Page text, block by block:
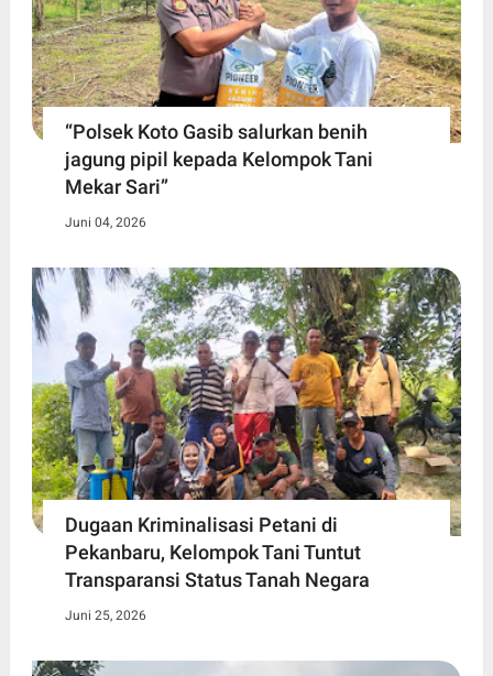
“Polsek Koto Gasib salurkan benih
jagung pipil kepada Kelompok Tani
Mekar Sari”
Juni 04, 2026
Dugaan Kriminalisasi Petani di
Pekanbaru, Kelompok Tani Tuntut
Transparansi Status Tanah Negara
Juni 25, 2026